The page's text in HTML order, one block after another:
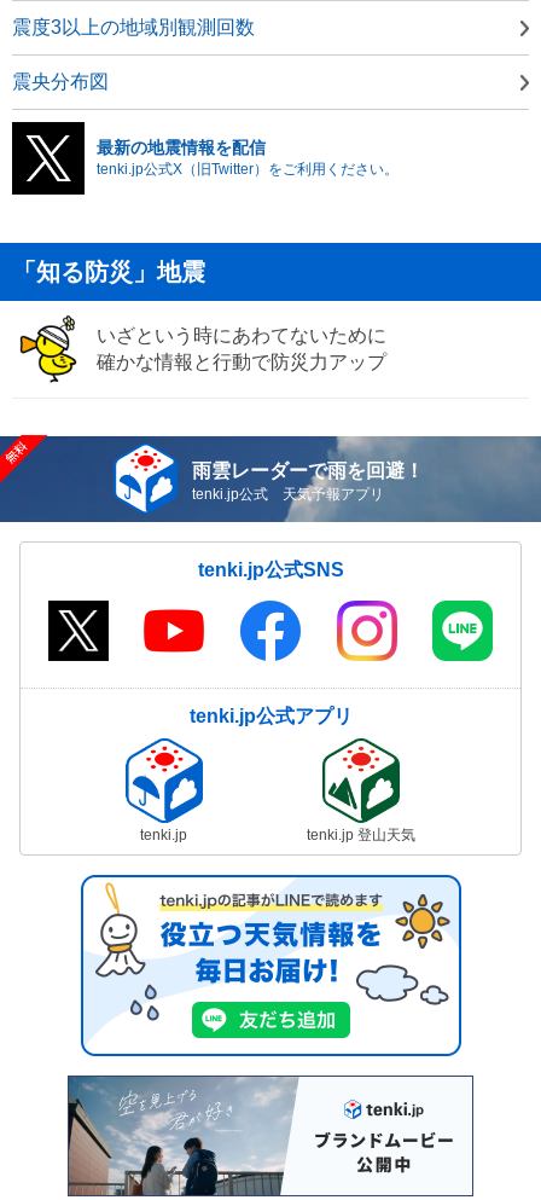
震度3以上の地域別観測回数
震央分布図
最新の地震情報を配信
tenki.jp公式X（旧Twitter）をご利用ください。
「知る防災」地震
いざという時にあわてないために
確かな情報と行動で防災力アップ
雨雲レーダーで雨を回避！
tenki.jp公式 天気予報アプリ
tenki.jp公式SNS
tenki.jp公式アプリ
tenki.jp tenki.jp 登山天気